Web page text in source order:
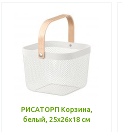
РИСАТОРП Корзина,
белый, 25x26x18 см